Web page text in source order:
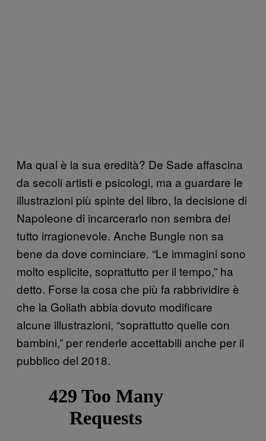
Ma qual è la sua eredità? De Sade affascina
da secoli artisti e psicologi, ma a guardare le
illustrazioni più spinte del libro, la decisione di
Napoleone di incarcerarlo non sembra del
tutto irragionevole. Anche Bungle non sa
bene da dove cominciare. “Le immagini sono
molto esplicite, soprattutto per il tempo,” ha
detto. Forse la cosa che più fa rabbrividire è
che la Goliath abbia dovuto modificare
alcune illustrazioni, “soprattutto quelle con
bambini,” per renderle accettabili anche per il
pubblico del 2018.